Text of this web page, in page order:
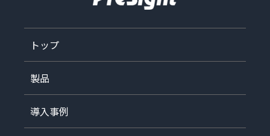
トップ
製品
導入事例